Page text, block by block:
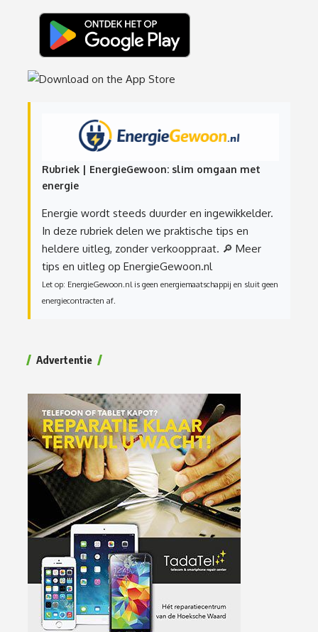
Rubriek | EnergieGewoon: slim omgaan met
energie
Energie wordt steeds duurder en ingewikkelder.
In deze rubriek delen we praktische tips en
heldere uitleg, zonder verkooppraat. 🔎 Meer
tips en uitleg op EnergieGewoon.nl
Let op: EnergieGewoon.nl is geen energiemaatschappij en sluit geen
energiecontracten af.
Advertentie